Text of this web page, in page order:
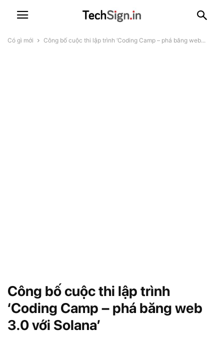
Có gì mới Công bố cuộc thi lập trình ‘Coding Camp – phá băng web...
Công bố cuộc thi lập trình
‘Coding Camp – phá băng web
3.0 với Solana’